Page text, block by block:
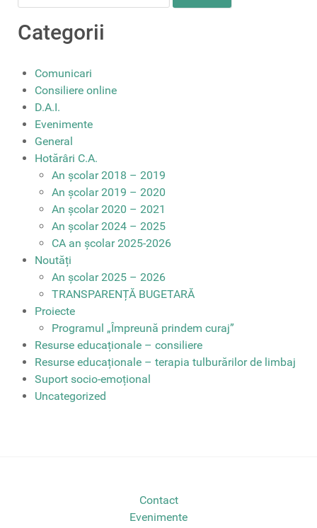
Categorii
Comunicari
Consiliere online
D.A.I.
Evenimente
General
Hotărâri C.A.
An școlar 2018 – 2019
An școlar 2019 – 2020
An școlar 2020 – 2021
An școlar 2024 – 2025
CA an școlar 2025-2026
Noutăți
An școlar 2025 – 2026
TRANSPARENȚĂ BUGETARĂ
Proiecte
Programul „Împreună prindem curaj”
Resurse educaționale – consiliere
Resurse educaționale – terapia tulburărilor de limbaj
Suport socio-emoțional
Uncategorized
Contact
Evenimente